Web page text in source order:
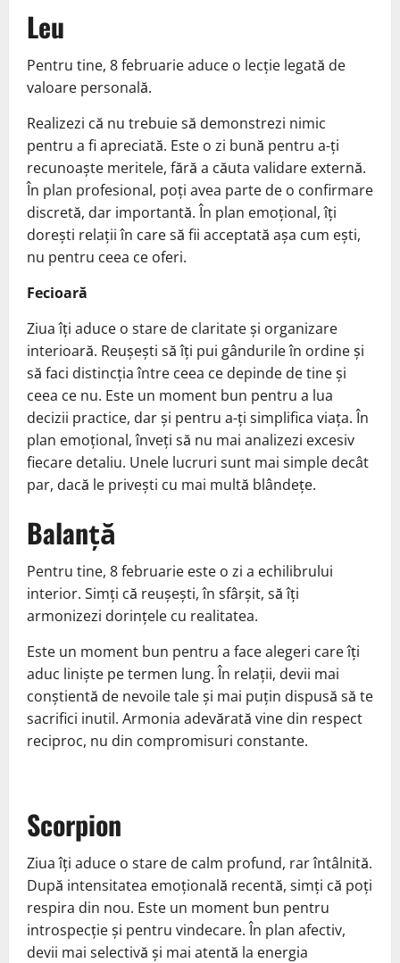
Leu
Pentru tine, 8 februarie aduce o lecție legată de
valoare personală.
Realizezi că nu trebuie să demonstrezi nimic
pentru a fi apreciată. Este o zi bună pentru a-ți
recunoaște meritele, fără a căuta validare externă.
În plan profesional, poți avea parte de o confirmare
discretă, dar importantă. În plan emoțional, îți
dorești relații în care să fii acceptată așa cum ești,
nu pentru ceea ce oferi.
Fecioară
Ziua îți aduce o stare de claritate și organizare
interioară. Reușești să îți pui gândurile în ordine și
să faci distincția între ceea ce depinde de tine și
ceea ce nu. Este un moment bun pentru a lua
decizii practice, dar și pentru a-ți simplifica viața. În
plan emoțional, înveți să nu mai analizezi excesiv
fiecare detaliu. Unele lucruri sunt mai simple decât
par, dacă le privești cu mai multă blândețe.
Balanță
Pentru tine, 8 februarie este o zi a echilibrului
interior. Simți că reușești, în sfârșit, să îți
armonizezi dorințele cu realitatea.
Este un moment bun pentru a face alegeri care îți
aduc liniște pe termen lung. În relații, devii mai
conștientă de nevoile tale și mai puțin dispusă să te
sacrifici inutil. Armonia adevărată vine din respect
reciproc, nu din compromisuri constante.
Scorpion
Ziua îți aduce o stare de calm profund, rar întâlnită.
După intensitatea emoțională recentă, simți că poți
respira din nou. Este un moment bun pentru
introspecție și pentru vindecare. În plan afectiv,
devii mai selectivă și mai atentă la energia